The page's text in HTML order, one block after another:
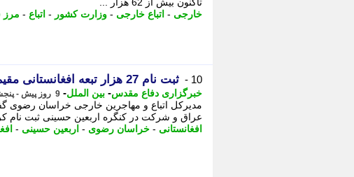
خارجی - اتباع خارجی - وزارت کشور - اتباع - مرز
10 - ثبت نام 27 هزار تبعه افغانستانی مقیم خراسان رضوی برای حضور در پیاده روی اربعین حسینی
خبرگزاری دفاع مقدس- بین الملل- 9 روز پیش - پنجشنبه 8 مرداد 1405، 10:00
عراق و شرکت در کنگره اربعین حسینی ثبت نام
افغانستانی - خراسان رضوی - اربعین حسینی -